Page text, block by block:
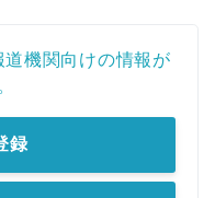
機関向けの情報が
録